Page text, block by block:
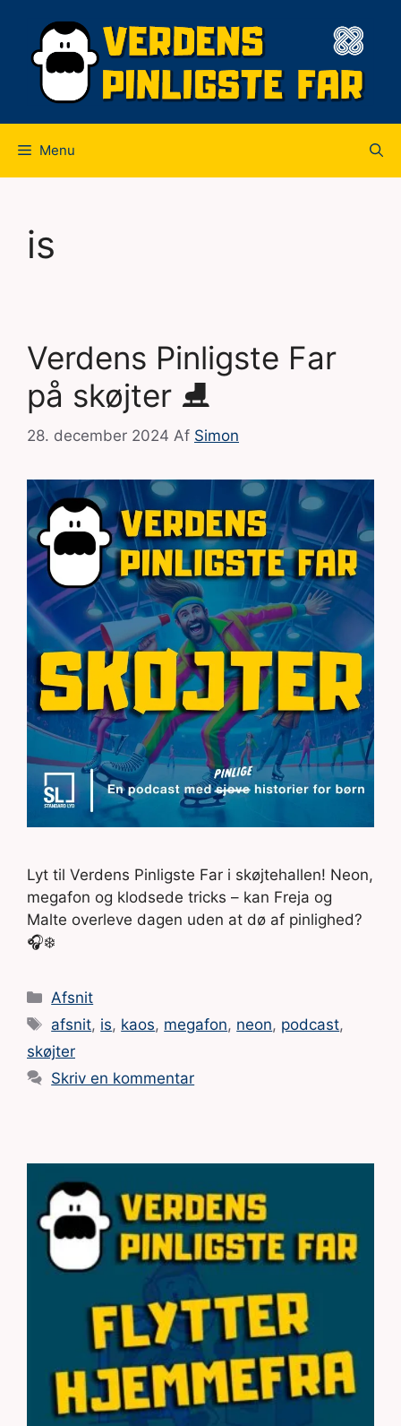
indhold
Menu
is
Verdens Pinligste Far
på skøjter ⛸️
28. december 2024 Af Simon
Lyt til Verdens Pinligste Far i skøjtehallen! Neon,
megafon og klodsede tricks – kan Freja og
Malte overleve dagen uden at dø af pinlighed?
🎧❄️
Kategorier
Afsnit
Tags
afsnit, is, kaos, megafon, neon, podcast,
skøjter
Skriv en kommentar